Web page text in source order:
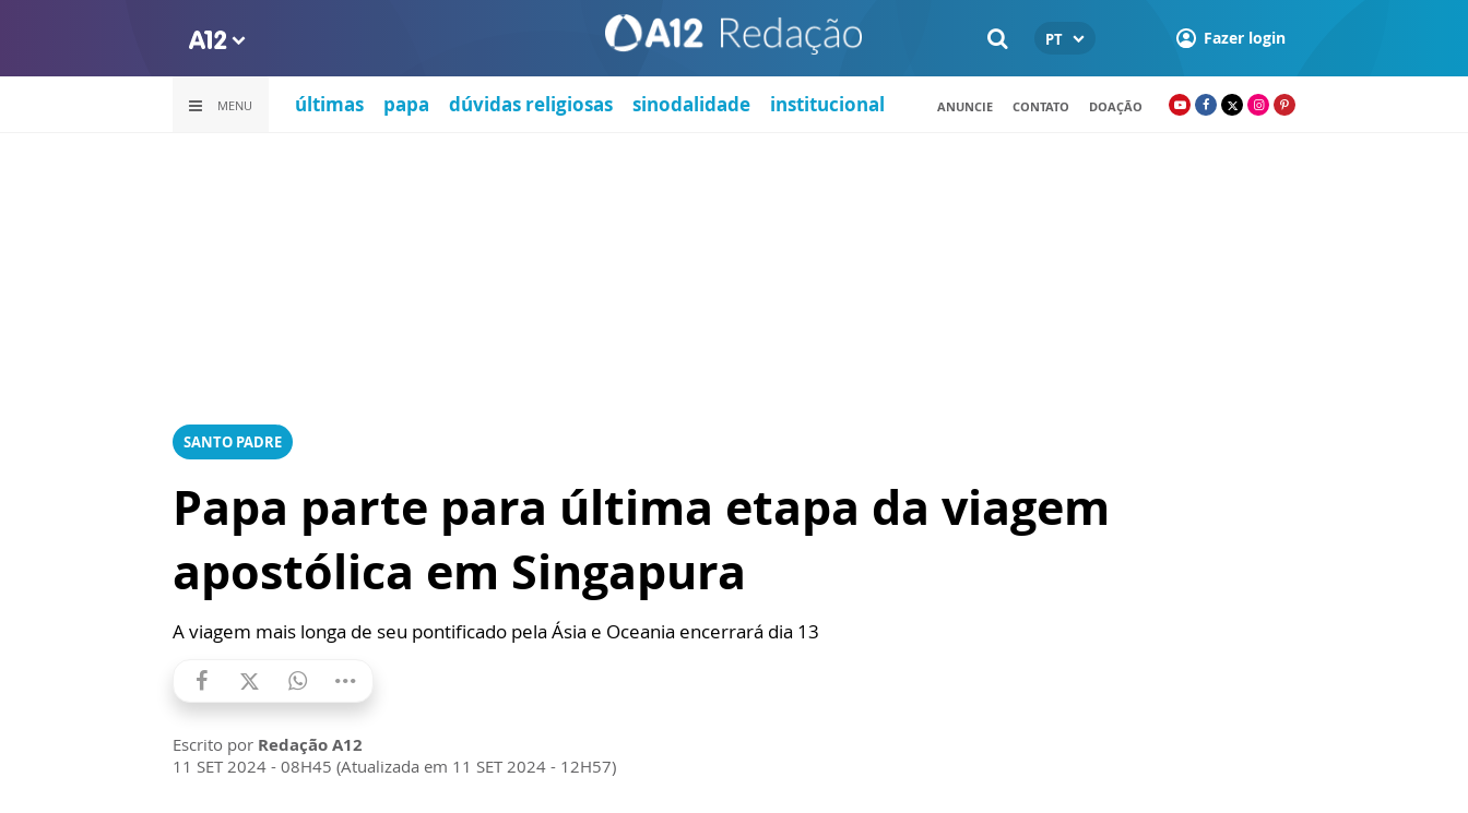
PT Fazer login
MENU últimas papa dúvidas religiosas sinodalidade institucional ANUNCIE CONTATO DOAÇÃO
SANTO PADRE
Papa parte para última etapa da viagem
apostólica em Singapura
A viagem mais longa de seu pontificado pela Ásia e Oceania encerrará dia 13
Escrito por Redação A12
11 SET 2024 - 08H45 (Atualizada em 11 SET 2024 - 12H57)